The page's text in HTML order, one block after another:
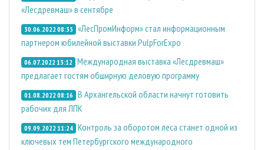
«Лесдревмаш» в сентябре
30.06.2022 08:35 «ЛесПромИнформ» стал информационным
партнером юбилейной выставки PulpForExpo
06.07.2022 13:12 Международная выставка «Лесдревмаш»
предлагает гостям обширную деловую программу
01.08.2022 08:16 В Архангельской области начнут готовить
рабочих для ЛПК
09.09.2022 11:24 Контроль за оборотом леса станет одной из
ключевых тем Петербургского международного